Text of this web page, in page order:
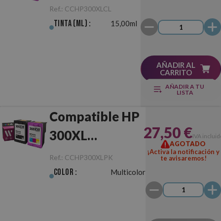
Ref.: CCHP300XLCL
Tinta (ml) : 15,00ml
AÑADIR AL
CARRITO
AÑADIR A TU
LISTA
Compatible HP
300XL
Negro/Color
Pack
Ref.: CCHP300XLPK
Color : Multicolor
27,50 €IVA
AGOTADO
¡Activa la notificación y
te avisaremos!